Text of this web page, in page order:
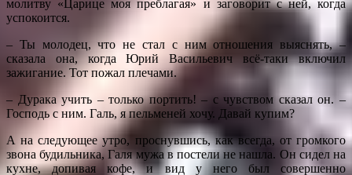
молитву «Царице моя преблагая» и заговорит с ней, когда
успокоится.
– Ты молодец, что не стал с ним отношения выяснять, –
сказала она, когда Юрий Васильевич всё-таки включил
зажигание. Тот пожал плечами.
– Дурака учить – только портить! – с чувством сказал он. –
Господь с ним. Галь, я пельменей хочу. Давай купим?
А на следующее утро, проснувшись, как всегда, от громкого
звона будильника, Галя мужа в постели не нашла. Он сидел на
кухне, допивая кофе, и вид у него был совершенно